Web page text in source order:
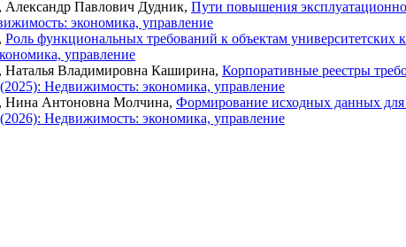
Александр Павлович Дудник, Пути повышения
экономика, управление
Роль функциональных требований к объектам университетских
управление
Наталья Владимировна Каширина, Корпоративные реестры
Недвижимость: экономика, управление
Нина Антоновна Молчина, Формирование исходных данных
Недвижимость: экономика, управление